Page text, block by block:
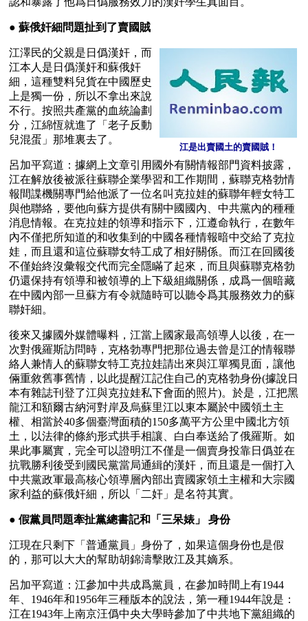
● 蘇俄奸細問題扯到了賣國賊
江是出賣國土的賣國賊！
江澤民的父親是日僞漢奸，而
江本人是日僞漢奸和蘇俄奸
細，這種雙料兒貨在中國歷史
上是獨一份，所以不拿出來說
不行。按照共產黨的血統論劃
分，江綿恆就進了「老子反動
兒混蛋」那堆裏去了。
呂加平寫道：據網上文章引用國外有關情報部門資料披露，
江在解放後被派往蘇聯企業學習和工作期間，蘇聯克格勃情
報間諜機關專門給他派了一位名叫克拉娃的蘇聯年輕女特工
與他聯絡，要他向蘇方提供有關中國國內、中共黨內的種種
消息情報。在克拉娃的領導和指示下，江遵命執行，在數年
內不僅把所知道的和收集到的中國各種情報暗中交給了克拉
娃，而且還和這位蘇聯女特工成了相好關係。而江在回國後
不僅始終沒彙報交代而完全隱瞞了起來，而且與蘇聯克格勃
仍還保持有領導和被領導的上下級組織關係，成爲一個暗藏
在中國內部一旦蘇方有令就隨時可以聽令爲其服務效力的蘇
聯奸細。
後來又據國外媒體曝料，江當上國家最高領導人以後，在一
次對俄羅斯訪問時，克格勃專門把那位過去曾是江的情報聯
絡人兼情人的蘇聯女特工克拉娃請出來與江單獨見面，讓他
倆重敘舊事舊情，以此提醒江記住自己的克格勃身份(據說日
本有雜誌刊登了江與克拉娃私下會面的照片)。於是，江把黑
龍江和額爾古納河對岸及烏蘇里江以東本屬於中國領土主
權、相當於40多個臺灣面積的150多萬平方公里中國北方領
土，以法律的條約形式拱手相讓、白白奉送給了俄羅斯。如
果此事屬實，完全可以證明江不僅是一個賣身投靠日僞並在
抗戰勝利後受到國民黨當局通緝的漢奸，而且還是一個打入
中共黨政軍最高核心領導層內部出賣國家領土主權和大宗國
家利益的蘇俄奸細，所以「二奸」是名符其實。
● 假黨員問題牽扯黨總書記和「三呆婊」 身份
江現在只剩下「普通黨員」身份了，如果這個身份也是假
的，那可以大大的幫助胡錦濤擊敗江及其嫡系。
呂加平寫道：江參加中共成爲黨員，在參加時間上有1944
年、1946年和1956年三種版本的說法，第一種1944年說是：
江在1943年上南京汪僞中央大學時參加了中共地下黨組織的